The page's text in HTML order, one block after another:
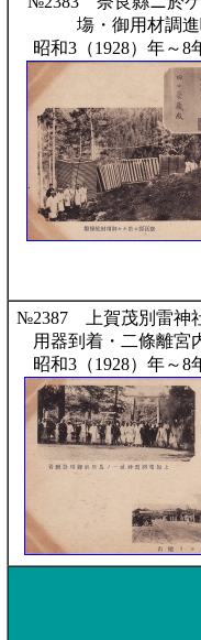
塲・御用材調
昭和3（1928）年～8
№2387 上賀茂別雷神
用器到着・二條離宮
昭和3（1928）年～8